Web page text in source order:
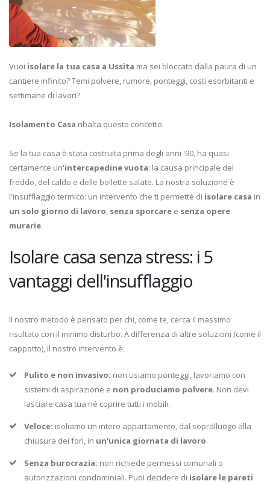
Vuoi isolare la tua casa a Ussita ma sei bloccato dalla paura di un
cantiere infinito? Temi polvere, rumore, ponteggi, costi esorbitanti e
settimane di lavori?
Isolamento Casa ribalta questo concetto.
Se la tua casa è stata costruita prima degli anni '90, ha quasi
certamente un'intercapedine vuota: la causa principale del
freddo, del caldo e delle bollette salate. La nostra soluzione è
l'insufflaggio termico: un intervento che ti permette di isolare casa in
un solo giorno di lavoro, senza sporcare e senza opere
murarie.
Isolare casa senza stress: i 5
vantaggi dell'insufflaggio
Il nostro metodo è pensato per chi, come te, cerca il massimo
risultato con il minimo disturbo. A differenza di altre soluzioni (come il
cappotto), il nostro intervento è:
Pulito e non invasivo: non usiamo ponteggi, lavoriamo con
sistemi di aspirazione e non produciamo polvere. Non devi
lasciare casa tua né coprire tutti i mobili.
Veloce: isoliamo un intero appartamento, dal sopralluogo alla
chiusura dei fori, in un'unica giornata di lavoro.
Senza burocrazia: non richiede permessi comunali o
autorizzazioni condominiali. Puoi decidere di isolare le pareti